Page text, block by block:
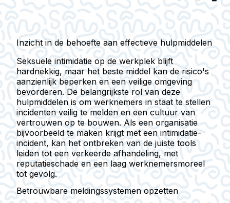
Inzicht in de behoefte aan effectieve hulpmiddelen
Seksuele intimidatie op de werkplek blijft
hardnekkig, maar het beste middel kan de risico's
aanzienlijk beperken en een veilige omgeving
bevorderen. De belangrijkste rol van deze
hulpmiddelen is om werknemers in staat te stellen
incidenten veilig te melden en een cultuur van
vertrouwen op te bouwen. Als een organisatie
bijvoorbeeld te maken krijgt met een intimidatie-
incident, kan het ontbreken van de juiste tools
leiden tot een verkeerde afhandeling, met
reputatieschade en een laag werknemersmoreel
tot gevolg.
Betrouwbare meldingssystemen opzetten